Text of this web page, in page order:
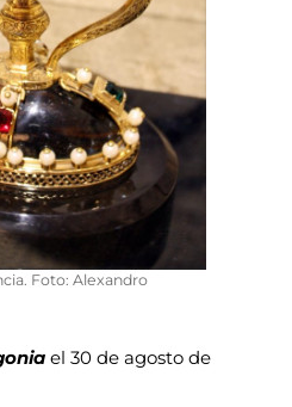
Foto: Alexandro
el 30 de agosto de